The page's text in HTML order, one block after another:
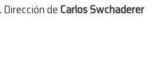
Dirección deCarlos Swchaderer